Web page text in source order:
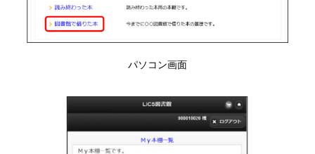
パソコン画面